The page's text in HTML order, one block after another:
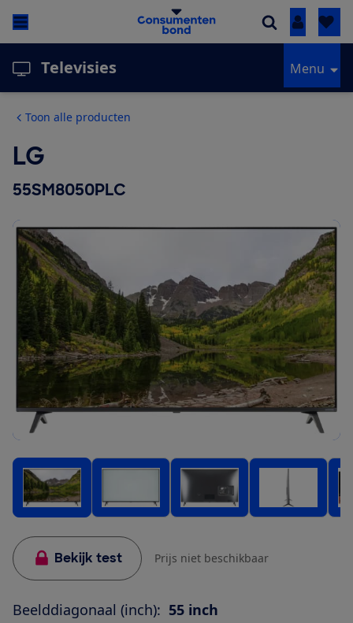
Inloggen
Televisies Menu
Toon alle producten
LG
55SM8050PLC
Bekijk test Prijs niet beschikbaar
Beelddiagonaal (inch): 55 inch